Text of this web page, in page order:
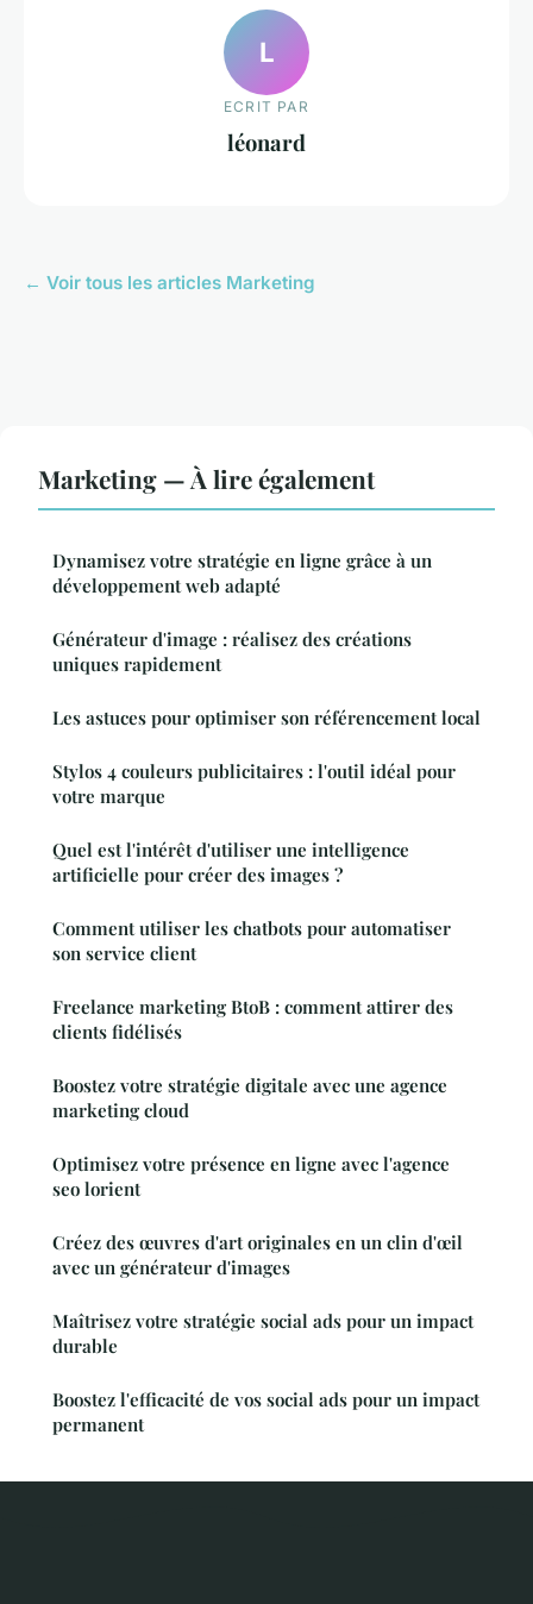
L
ECRIT PAR
léonard
← Voir tous les articles Marketing
Marketing — À lire également
Dynamisez votre stratégie en ligne grâce à un
développement web adapté
Générateur d'image : réalisez des créations
uniques rapidement
Les astuces pour optimiser son référencement local
Stylos 4 couleurs publicitaires : l'outil idéal pour
votre marque
Quel est l'intérêt d'utiliser une intelligence
artificielle pour créer des images ?
Comment utiliser les chatbots pour automatiser
son service client
Freelance marketing BtoB : comment attirer des
clients fidélisés
Boostez votre stratégie digitale avec une agence
marketing cloud
Optimisez votre présence en ligne avec l'agence
seo lorient
Créez des œuvres d'art originales en un clin d'œil
avec un générateur d'images
Maîtrisez votre stratégie social ads pour un impact
durable
Boostez l'efficacité de vos social ads pour un impact
permanent